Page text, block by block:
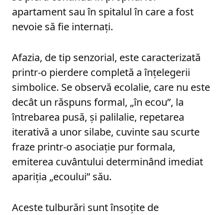
apartament sau în spitalul în care a fost
nevoie să fie internaţi.
Afazia, de tip senzorial, este caracterizată
printr-o pierdere completă a înţelegerii
simbolice. Se observă ecolalie, care nu este
decât un răspuns formal, „în ecou”, la
întrebarea pusă, şi palilalie, repetarea
iterativă a unor silabe, cuvinte sau scurte
fraze printr-o asociaţie pur formala,
emiterea cuvântului determinând imediat
apariţia „ecoului” său.
Aceste tulburări sunt însoţite de